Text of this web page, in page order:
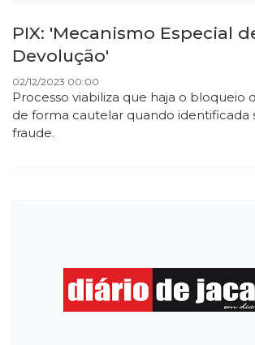
PIX: 'Mecanismo Especial
Devolução'
02/12/2023 00:00
Processo viabiliza que haja o bloqueio
de forma cautelar quando identificada
fraude.